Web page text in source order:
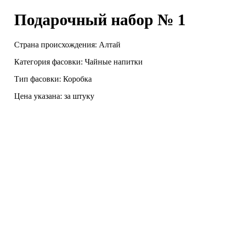
Подарочный набор № 1
Страна происхождения: Алтай
Категория фасовки: Чайные напитки
Тип фасовки: Коробка
Цена указана: за штуку